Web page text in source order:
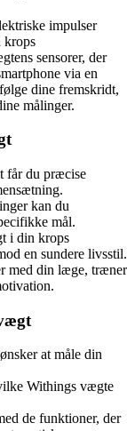
impulser
krops
sensorer, der
via en
dine fremskridt,
målinger.
får du præcise
kan du
mål.
i din krops
en sundere livsstil.
med din læge, træner
at måle din
Withings vægte
de funktioner, der